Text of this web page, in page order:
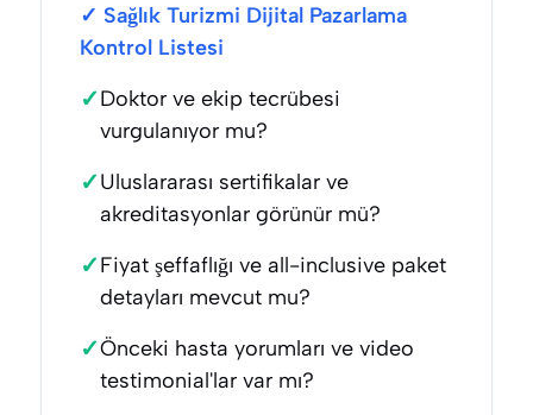
✓ Sağlık Turizmi Dijital Pazarlama
Kontrol Listesi
✓Doktor ve ekip tecrübesi
vurgulanıyor mu?
✓Uluslararası sertifikalar ve
akreditasyonlar görünür mü?
✓Fiyat şeffaflığı ve all-inclusive paket
detayları mevcut mu?
✓Önceki hasta yorumları ve video
testimonial'lar var mı?